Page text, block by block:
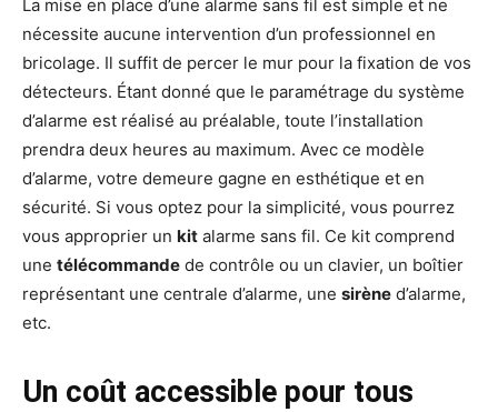
La mise en place d’une alarme sans fil est simple et ne
nécessite aucune intervention d’un professionnel en
bricolage. Il suffit de percer le mur pour la fixation de vos
détecteurs. Étant donné que le paramétrage du système
d’alarme est réalisé au préalable, toute l’installation
prendra deux heures au maximum. Avec ce modèle
d’alarme, votre demeure gagne en esthétique et en
sécurité. Si vous optez pour la simplicité, vous pourrez
vous approprier un kit alarme sans fil. Ce kit comprend
une télécommande de contrôle ou un clavier, un boîtier
représentant une centrale d’alarme, une sirène d’alarme,
etc.
Un coût accessible pour tous